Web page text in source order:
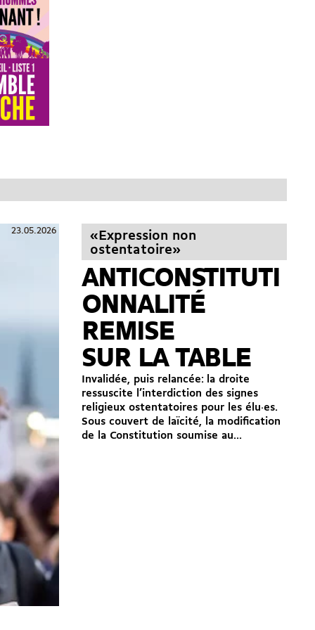
23.05.2026
«Expression non
ostentatoire»
ANTICONSTITUTI
ONNALITÉ
REMISE
SUR LA TABLE
Invalidée, puis relancée: la droite
ressuscite l’interdiction des signes
religieux ostentatoires pour les élu·es.
Sous couvert de laïcité, la modification
de la Constitution soumise au...